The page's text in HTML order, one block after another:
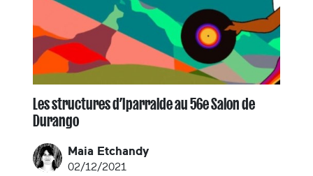
Les structures d’Iparralde au 56e Salon de
Durango
Maia Etchandy
02/12/2021